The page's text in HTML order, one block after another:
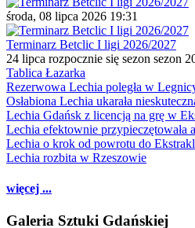
środa, 08 lipca 2026 19:31
Terminarz Betclic I ligi 2026/2027
24 lipca rozpocznie się sezon sezon
Tablica Łazarka
Rezerwowa Lechia poległa w
Osłabiona Lechia ukarała
Lechia Gdańsk z licencją na grę w
Lechia efektownie przypieczętowała
Lechia o krok od powrotu do
Lechia rozbita w Rzeszowie
więcej ...
Galeria Sztuki Gdańskiej